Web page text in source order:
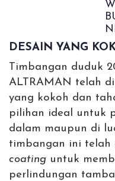
DESAIN YANG
Timbangan duduk
ALTRAMAN telah
yang kokoh dan
pilihan ideal untuk
dalam maupun di
timbangan ini telah
coating untuk
perlindungan